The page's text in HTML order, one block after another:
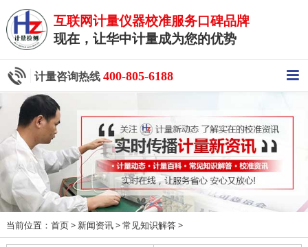
互联网计量仪器校准服务口碑品牌
现在，让华中计量成为您的优势
计量咨询热线 400-805-6188
当前位置： 首页> 新闻资讯> 常见知识解答>